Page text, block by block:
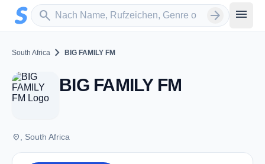
Zum Hauptinhalt springen
search
Sender suchen arrow_forward menu
South Africa chevron_right BIG FAMILY FM
BIG FAMILY FM
place , South Africa